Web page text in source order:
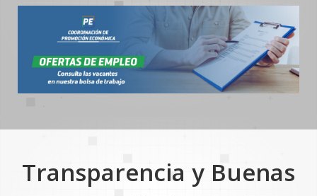
Transparencia y Buenas